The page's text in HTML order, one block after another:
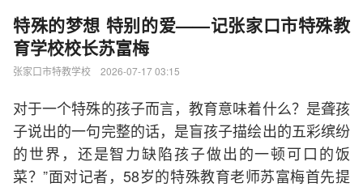
特殊的梦想 特别的爱——记张家口市特殊教
育学校校长苏富梅
张家口市特教学校 2026-07-17 03:15
对于一个特殊的孩子而言，教育意味着什么？是聋孩
子说出的一句完整的话，是盲孩子描绘出的五彩缤纷
的世界，还是智力缺陷孩子做出的一顿可口的饭
菜？”面对记者，58岁的特殊教育老师苏富梅首先提